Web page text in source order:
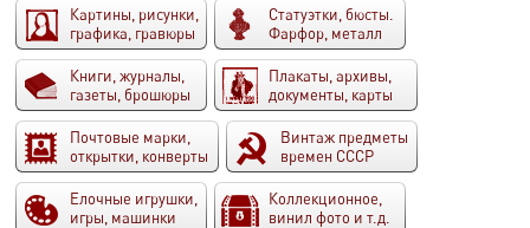
Картины, рисунки,
графика, гравюры
Статуэтки, бюсты.
Фарфор, металл
Книги, журналы,
газеты, брошюры
Плакаты, архивы,
документы, карты
Почтовые марки,
открытки, конверты
Винтаж предметы
времен СССР
Елочные игрушки,
игры, машинки
Коллекционное,
винил фото и т.д.